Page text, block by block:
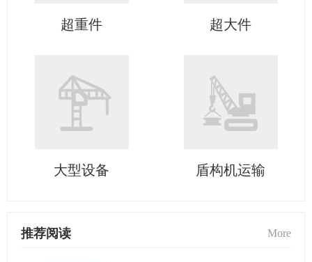
超重件 超大件
大型设备 盾构机运输
推荐阅读 More